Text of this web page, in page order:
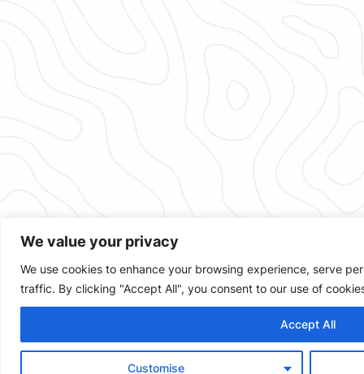
We value your privacy
We use cookies to enhance your browsing experience, serve
traffic. By clicking "Accept All", you consent to our use of
Customise
Accept All